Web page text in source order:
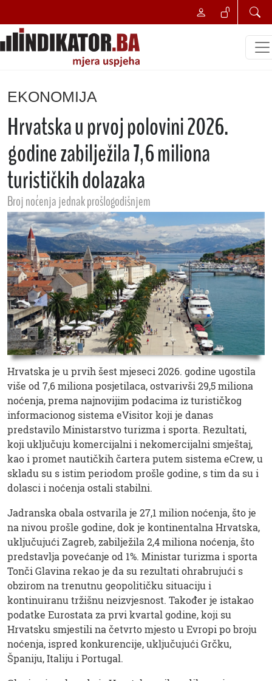
EKONOMIJA
Hrvatska u prvoj polovini 2026.
godine zabilježila 7,6 miliona
turističkih dolazaka
Broj noćenja jednak prošlogodišnjem
Hrvatska je u prvih šest mjeseci 2026. godine ugostila
više od 7,6 miliona posjetilaca, ostvarivši 29,5 miliona
noćenja, prema najnovijim podacima iz turističkog
informacionog sistema eVisitor koji je danas
predstavilo Ministarstvo turizma i sporta. Rezultati,
koji uključuju komercijalni i nekomercijalni smještaj,
kao i promet nautičkih čartera putem sistema eCrew, u
skladu su s istim periodom prošle godine, s tim da su i
dolasci i noćenja ostali stabilni.
Jadranska obala ostvarila je 27,1 milion noćenja, što je
na nivou prošle godine, dok je kontinentalna Hrvatska,
uključujući Zagreb, zabilježila 2,4 miliona noćenja, što
predstavlja povećanje od 1%. Ministar turizma i sporta
Tonči Glavina rekao je da su rezultati ohrabrujući s
obzirom na trenutnu geopolitičku situaciju i
kontinuiranu tržišnu neizvjesnost. Također je istakao
podatke Eurostata za prvi kvartal godine, koji su
Hrvatsku smjestili na četvrto mjesto u Evropi po broju
noćenja, ispred konkurencije, uključujući Grčku,
Španiju, Italiju i Portugal.